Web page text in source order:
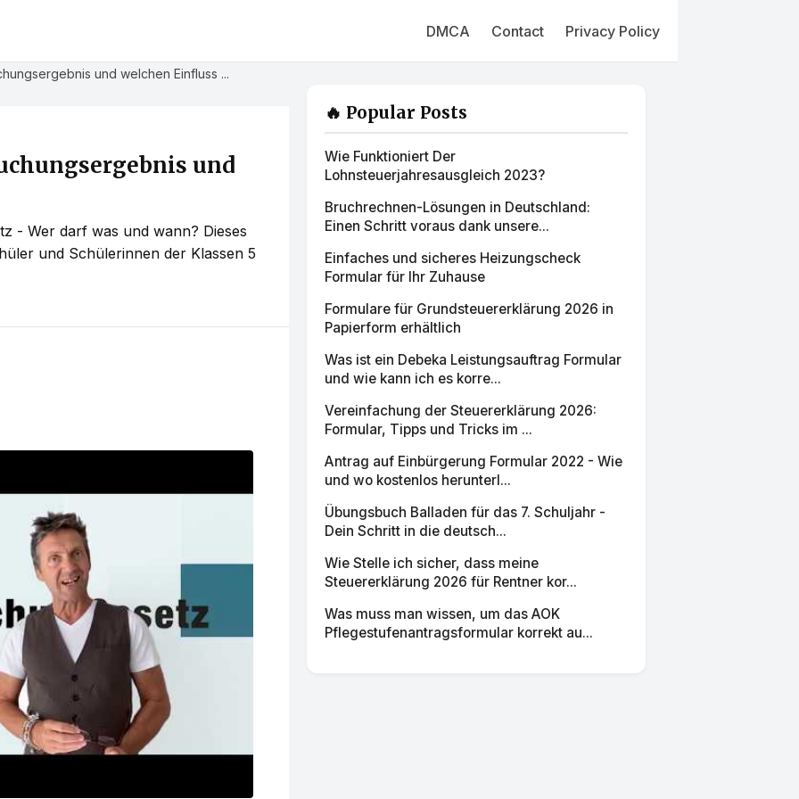
DMCA Contact Privacy Policy
und welchen Einfluss ...
und
- Wer darf was und wann? Dieses
und Schülerinnen der Klassen 5
🔥 Popular Posts
Wie Funktioniert Der
Lohnsteuerjahresausgleich 2023?
Bruchrechnen-Lösungen in Deutschland:
Einen Schritt voraus dank unsere...
Einfaches und sicheres Heizungscheck
Formular für Ihr Zuhause
Formulare für Grundsteuererklärung 2026 in
Papierform erhältlich
Was ist ein Debeka Leistungsauftrag Formular
und wie kann ich es korre...
Vereinfachung der Steuererklärung 2026:
Formular, Tipps und Tricks im ...
Antrag auf Einbürgerung Formular 2022 - Wie
und wo kostenlos herunterl...
Übungsbuch Balladen für das 7. Schuljahr -
Dein Schritt in die deutsch...
Wie Stelle ich sicher, dass meine
Steuererklärung 2026 für Rentner kor...
Was muss man wissen, um das AOK
Pflegestufenantragsformular korrekt au...